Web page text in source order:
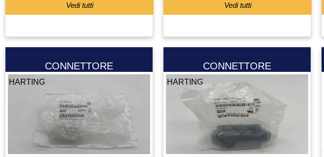
CIABATTA DI CONNESSIONE
CIRCUIT BREAKER
CIRCUITO STAMPATOTO
CONDENSATORE
CONNETTORE
CONTATTO AUSILIARIO
CONTATTORE
Vedi tutti Vedi tutti
CONNETTORE
HARTING
CONNETTORE
HARTING